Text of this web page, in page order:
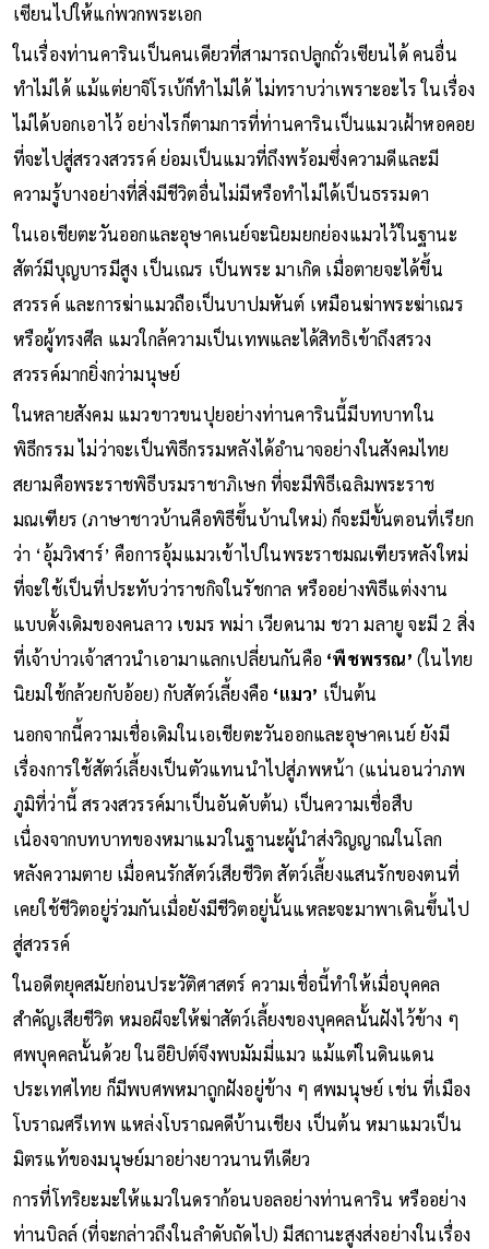
เซียนไปให้แก่พวกพระเอก
ในเรื่องท่านคารินเป็นคนเดียวที่สามารถปลูกถั่วเซียนได้ คนอื่น
ทำไม่ได้ แม้แต่ยาจิโรเบ้ก็ทำไม่ได้ ไม่ทราบว่าเพราะอะไร ในเรื่อง
ไม่ได้บอกเอาไว้ อย่างไรก็ตามการที่ท่านคารินเป็นแมวเฝ้าหอคอย
ที่จะไปสู่สรวงสวรรค์ ย่อมเป็นแมวที่ถึงพร้อมซึ่งความดีและมี
ความรู้บางอย่างที่สิ่งมีชีวิตอื่นไม่มีหรือทำไม่ได้เป็นธรรมดา
ในเอเชียตะวันออกและอุษาคเนย์จะนิยมยกย่องแมวไว้ในฐานะ
สัตว์มีบุญบารมีสูง เป็นเณร เป็นพระ มาเกิด เมื่อตายจะได้ขึ้น
สวรรค์ และการฆ่าแมวถือเป็นบาปมหันต์ เหมือนฆ่าพระฆ่าเณร
หรือผู้ทรงศีล แมวใกล้ความเป็นเทพและได้สิทธิเข้าถึงสรวง
สวรรค์มากยิ่งกว่ามนุษย์
ในหลายสังคม แมวขาวขนปุยอย่างท่านคารินนี้มีบทบาทใน
พิธีกรรม ไม่ว่าจะเป็นพิธีกรรมหลังได้อำนาจอย่างในสังคมไทย
สยามคือพระราชพิธีบรมราชาภิเษก ที่จะมีพิธีเฉลิมพระราช
มณเฑียร (ภาษาชาวบ้านคือพิธีขึ้นบ้านใหม่) ก็จะมีขั้นตอนที่เรียก
ว่า ‘อุ้มวิฬาร์’ คือการอุ้มแมวเข้าไปในพระราชมณเฑียรหลังใหม่
ที่จะใช้เป็นที่ประทับว่าราชกิจในรัชกาล หรืออย่างพิธีแต่งงาน
แบบดั้งเดิมของคนลาว เขมร พม่า เวียดนาม ชวา มลายู จะมี 2 สิ่ง
ที่เจ้าบ่าวเจ้าสาวนำเอามาแลกเปลี่ยนกันคือ ‘พืชพรรณ’(ในไทย
นิยมใช้กล้วยกับอ้อย) กับสัตว์เลี้ยงคือ ‘แมว’ เป็นต้น
นอกจากนี้ความเชื่อเดิมในเอเชียตะวันออกและอุษาคเนย์ ยังมี
เรื่องการใช้สัตว์เลี้ยงเป็นตัวแทนนำไปสู่ภพหน้า (แน่นอนว่าภพ
ภูมิที่ว่านี้ สรวงสวรรค์มาเป็นอันดับต้น) เป็นความเชื่อสืบ
เนื่องจากบทบาทของหมาแมวในฐานะผู้นำส่งวิญญาณในโลก
หลังความตาย เมื่อคนรักสัตว์เสียชีวิต สัตว์เลี้ยงแสนรักของตนที่
เคยใช้ชีวิตอยู่ร่วมกันเมื่อยังมีชีวิตอยู่นั้นแหละจะมาพาเดินขึ้นไป
สู่สวรรค์
ในอดีตยุคสมัยก่อนประวัติศาสตร์ ความเชื่อนี้ทำให้เมื่อบุคคล
สำคัญเสียชีวิต หมอผีจะให้ฆ่าสัตว์เลี้ยงของบุคคลนั้นฝังไว้ข้าง ๆ
ศพบุคคลนั้นด้วย ในอียิปต์จึงพบมัมมี่แมว แม้แต่ในดินแดน
ประเทศไทย ก็มีพบศพหมาถูกฝังอยู่ข้าง ๆ ศพมนุษย์ เช่น ที่เมือง
โบราณศรีเทพ แหล่งโบราณคดีบ้านเชียง เป็นต้น หมาแมวเป็น
มิตรแท้ของมนุษย์มาอย่างยาวนานทีเดียว
การที่โทริยะมะให้แมวในดราก้อนบอลอย่างท่านคาริน หรืออย่าง
ท่านบิลล์ (ที่จะกล่าวถึงในลำดับถัดไป) มีสถานะสูงส่งอย่างในเรื่อง